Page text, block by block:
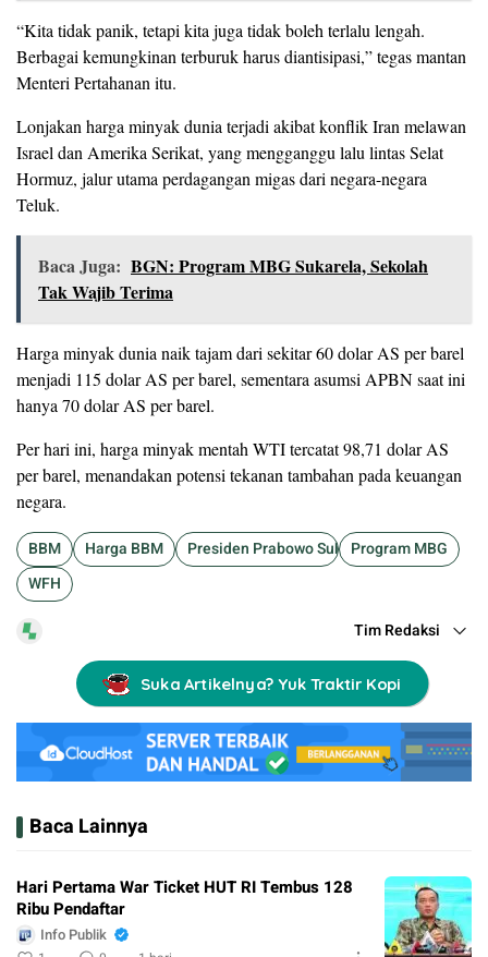
“Kita tidak panik, tetapi kita juga tidak boleh terlalu lengah.
Berbagai kemungkinan terburuk harus diantisipasi,” tegas mantan
Menteri Pertahanan itu.
Lonjakan harga minyak dunia terjadi akibat konflik Iran melawan
Israel dan Amerika Serikat, yang mengganggu lalu lintas Selat
Hormuz, jalur utama perdagangan migas dari negara-negara
Teluk.
Baca Juga: BGN: Program MBG Sukarela, Sekolah
Tak Wajib Terima
Harga minyak dunia naik tajam dari sekitar 60 dolar AS per barel
menjadi 115 dolar AS per barel, sementara asumsi APBN saat ini
hanya 70 dolar AS per barel.
Per hari ini, harga minyak mentah WTI tercatat 98,71 dolar AS
per barel, menandakan potensi tekanan tambahan pada keuangan
negara.
BBM Harga BBM Presiden Prabowo SubiantoProgram MBG
WFH
Tim Redaksi
Suka Artikelnya? Yuk Traktir Kopi
Baca Lainnya
Hari Pertama War Ticket HUT RI Tembus 128
Ribu Pendaftar
Info Publik